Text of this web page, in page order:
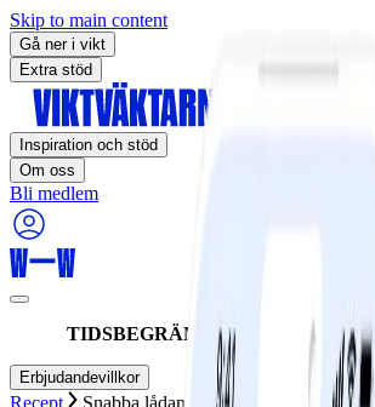
Skip to main content
Gå ner i vikt
Extra stöd
Inspiration och stöd
Om oss
Bli medlem
TIDSBEGRÄNSAT ERBJUDANDE:
Erbjudandevillkor
Recept Snabba lådan